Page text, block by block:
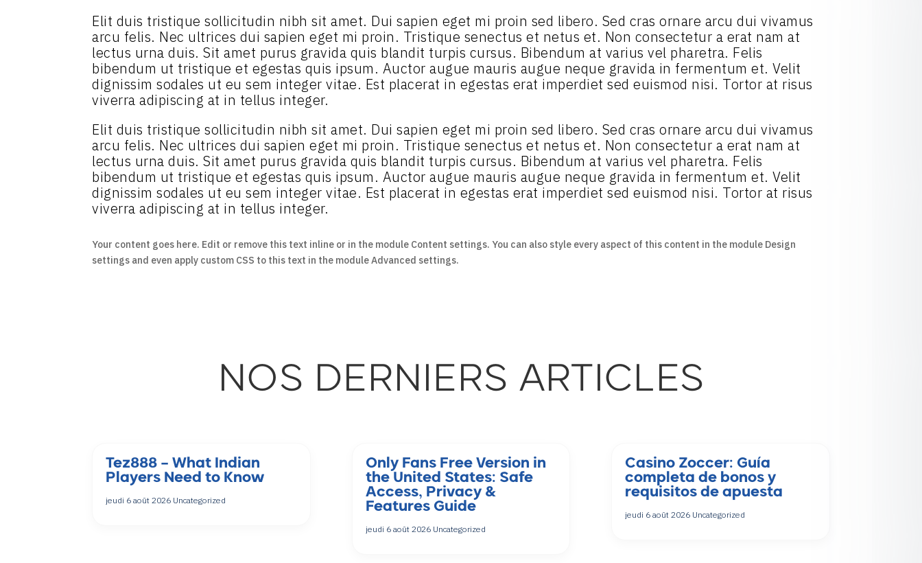
Elit duis tristique sollicitudin nibh sit amet. Dui sapien eget mi proin sed libero. Sed cras ornare arcu dui vivamus
arcu felis. Nec ultrices dui sapien eget mi proin. Tristique senectus et netus et. Non consectetur a erat nam at
lectus urna duis. Sit amet purus gravida quis blandit turpis cursus. Bibendum at varius vel pharetra. Felis
bibendum ut tristique et egestas quis ipsum. Auctor augue mauris augue neque gravida in fermentum et. Velit
dignissim sodales ut eu sem integer vitae. Est placerat in egestas erat imperdiet sed euismod nisi. Tortor at risus
viverra adipiscing at in tellus integer.
Elit duis tristique sollicitudin nibh sit amet. Dui sapien eget mi proin sed libero. Sed cras ornare arcu dui vivamus
arcu felis. Nec ultrices dui sapien eget mi proin. Tristique senectus et netus et. Non consectetur a erat nam at
lectus urna duis. Sit amet purus gravida quis blandit turpis cursus. Bibendum at varius vel pharetra. Felis
bibendum ut tristique et egestas quis ipsum. Auctor augue mauris augue neque gravida in fermentum et. Velit
dignissim sodales ut eu sem integer vitae. Est placerat in egestas erat imperdiet sed euismod nisi. Tortor at risus
viverra adipiscing at in tellus integer.
Your content goes here. Edit or remove this text inline or in the module Content settings. You can also style every aspect of this content in the module Design
settings and even apply custom CSS to this text in the module Advanced settings.
NOS DERNIERS ARTICLES
Tez888 – What Indian
Players Need to Know
jeudi 6 août 2026 Uncategorized
Only Fans Free Version in
the United States: Safe
Access, Privacy &
Features Guide
jeudi 6 août 2026 Uncategorized
Casino Zoccer: Guía
completa de bonos y
requisitos de apuesta
jeudi 6 août 2026 Uncategorized